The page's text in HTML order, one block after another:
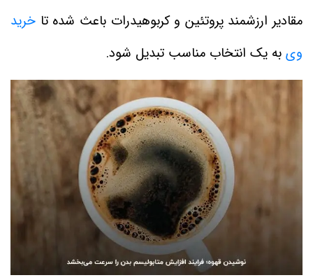
مقادیر ارزشمند پروتئین و کربوهیدرات باعث شده تا خرید
وی به یک انتخاب مناسب تبدیل شود.